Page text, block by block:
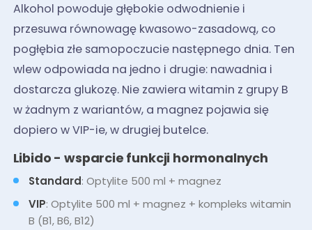
Alkohol powoduje głębokie odwodnienie i
przesuwa równowagę kwasowo-zasadową, co
pogłębia złe samopoczucie następnego dnia. Ten
wlew odpowiada na jedno i drugie: nawadnia i
dostarcza glukozę. Nie zawiera witamin z grupy B
w żadnym z wariantów, a magnez pojawia się
dopiero w VIP-ie, w drugiej butelce.
Libido - wsparcie funkcji hormonalnych
Standard: Optylite 500 ml + magnez
VIP: Optylite 500 ml + magnez + kompleks witamin
B (B1, B6, B12)